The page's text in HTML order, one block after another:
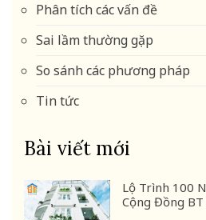
Phân tích các vấn đề
Sai lầm thường gặp
So sánh các phương pháp
Tin tức
Bài viết mới
Lộ Trình 100
Cộng Đồng